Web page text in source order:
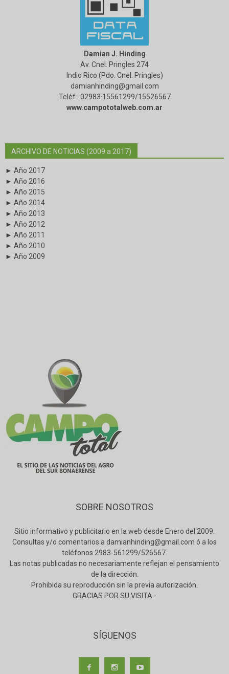
Damian J. Hinding
Av. Cnel. Pringles 274
Indio Rico (Pdo. Cnel. Pringles)
damianhinding@gmail.com
Teléf.: 02983·15561299/15526567
www.campototalweb.com.ar
ARCHIVO DE NOTICIAS (2009 a 2017)
► Año 2017
► Año 2016
► Año 2015
► Año 2014
► Año 2013
► Año 2012
► Año 2011
► Año 2010
► Año 2009
SOBRE NOSOTROS
Sitio informativo y publicitario en la web desde Enero del 2009.
Consultas y/o comentarios a damianhinding@gmail.com ó a los
teléfonos 2983-561299/526567.
Las notas publicadas no necesariamente reflejan el pensamiento
de la dirección.
Prohibida su reproducción sin la previa autorización.
GRACIAS POR SU VISITA.-
SÍGUENOS